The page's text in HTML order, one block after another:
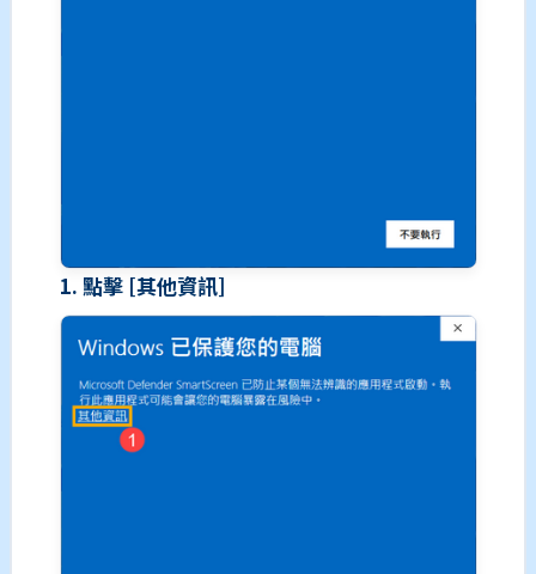
1. 點擊 [其他資訊]